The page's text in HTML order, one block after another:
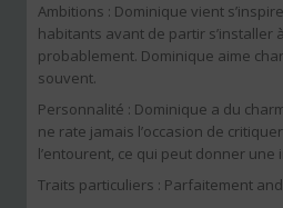
Ambitions : Dominique vient
habitants avant de partir s’installer
probablement. Dominique aime
souvent.
Personnalité : Dominique a du
ne rate jamais l’occasion de
l’entourent, ce qui peut donner
Traits particuliers : Parfaitement